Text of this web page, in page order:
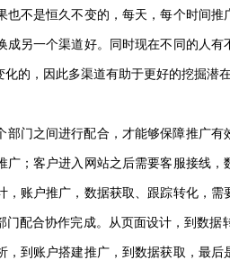
不是恒久不变的，每天，每个时间
另一个渠道好。同时现在不同的人有
的，因此多渠道有助于更好的挖掘潜
门之间进行配合，才能够保障推广
；客户进入网站之后需要客服接线
账户推广，数据获取、跟踪转化，
配合协作完成。从页面设计，到数据
到账户搭建推广，到数据获取，最